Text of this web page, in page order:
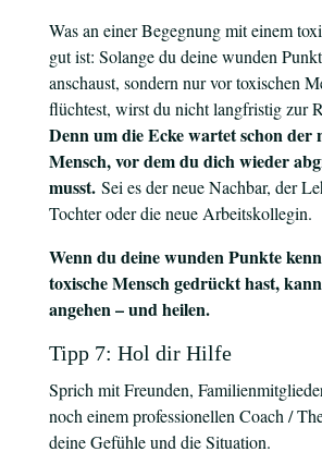
Was an einer Begegnung mit einem
gut ist: Solange du deine wunden
anschaust, sondern nur vor toxischen
flüchtest, wirst du nicht langfristig zur
Denn um die Ecke wartet schon der
Mensch, vor dem du dich wieder
musst.Sei es der neue Nachbar, der
Tochter oder die neue Arbeitskollegin.
Wenn du deine wunden Punkte
toxische Mensch gedrückt hast,
angehen – und heilen.
Tipp 7: Hol dir Hilfe
Sprich mit Freunden,
noch einem professionellen Coach /
deine Gefühle und die Situation.